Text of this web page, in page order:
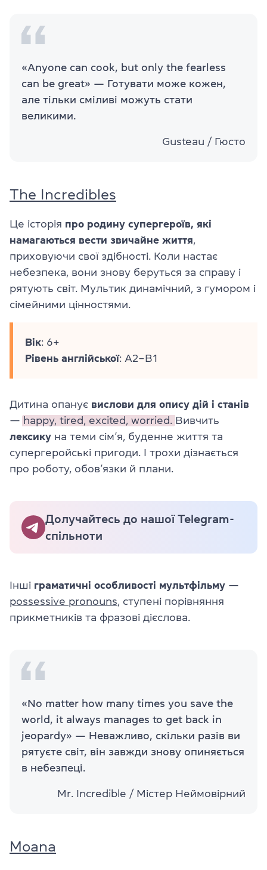
«Anyone can cook, but only the fearless
can be great» — Готувати може кожен,
але тільки сміливі можуть стати
великими.
Gusteau / Гюсто
The Incredibles
Це історія про родину супергероїв, які
намагаються вести звичайне життя,
приховуючи свої здібності. Коли настає
небезпека, вони знову беруться за справу і
рятують світ. Мультик динамічний, з гумором і
сімейними цінностями.
Вік: 6+
Рівень англійської: A2–B1
Дитина опанує вислови для опису дій і станів
— happy, tired, excited, worried. Вивчить
лексику на теми сім’я, буденне життя та
супергеройські пригоди. І трохи дізнається
про роботу, обов’язки й плани.
Долучайтесь до нашої Telegram-
спільноти
Інші граматичні особливості мультфільму —
possessive pronouns, ступені порівняння
прикметників та фразові дієслова.
«No matter how many times you save the
world, it always manages to get back in
jeopardy» — Неважливо, скільки разів ви
рятуєте світ, він завжди знову опиняється
в небезпеці.
Mr. Incredible / Містер Неймовірний
Moana